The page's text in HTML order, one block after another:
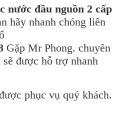
nước đầu nguồn 2 cấp
hãy nhanh chóng liên
Gặp Mr Phong. chuyên
sẽ được hỗ trợ nhanh
phục vụ quý khách.